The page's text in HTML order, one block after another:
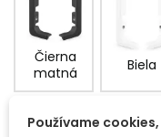
Elegantné a čisté
doskou
Pevné spojenie bez
Zvýšená ochrana
a nečistotám
📦 Balenie:
Čierna
matná
Biela
Používame